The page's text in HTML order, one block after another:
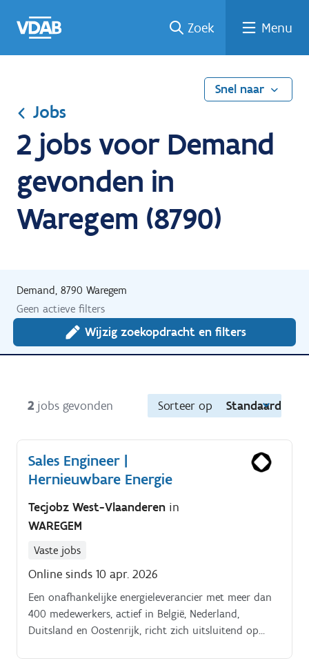
naar
een
een
job
naar
Zoek Menu
Snel naar
Jobs
2 jobs voor Demand
gevonden in
Waregem (8790)
Demand, 8790 Waregem
Geen actieve filters
Wijzig zoekopdracht en filters
2 jobs gevonden Sorteer op Standaard
Sales Engineer |
Hernieuwbare Energie
Tecjobz West-Vlaanderen in
WAREGEM
Vaste jobs
Online sinds 10 apr. 2026
Een onafhankelijke energieleverancier met meer dan
400 medewerkers, actief in België, Nederland,
Duitsland en Oostenrijk, richt zich uitsluitend op
energieopwekking, opslag en verbruik en biedt vanuit